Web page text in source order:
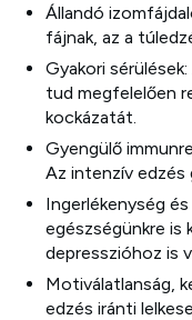
Állandó
fájnak, az a
Gyakori
tud megfelelően
kockázatát.
Gyengülő
Az intenzív edzés
Ingerlékenység
egészségünkre is
depresszióhoz is
Motiválatlanság,
edzés iránti